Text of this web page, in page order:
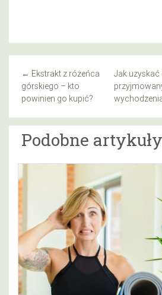
← Ekstrakt z różeńca
górskiego – kto
powinien go kupić?
Jak uzyskać
Podobne artykuły